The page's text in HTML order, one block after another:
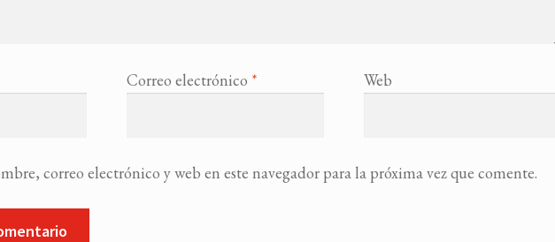
Correo electrónico * Web
correo electrónico y web en este navegador para la próxima vez que comente.